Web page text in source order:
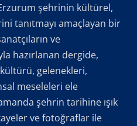
şehrinin kültürel,
tanıtmayı amaçlayan bir
ve
hazırlanan dergide,
gelenekleri,
meseleleri ele
şehrin tarihine ışık
ve fotoğraflar ile